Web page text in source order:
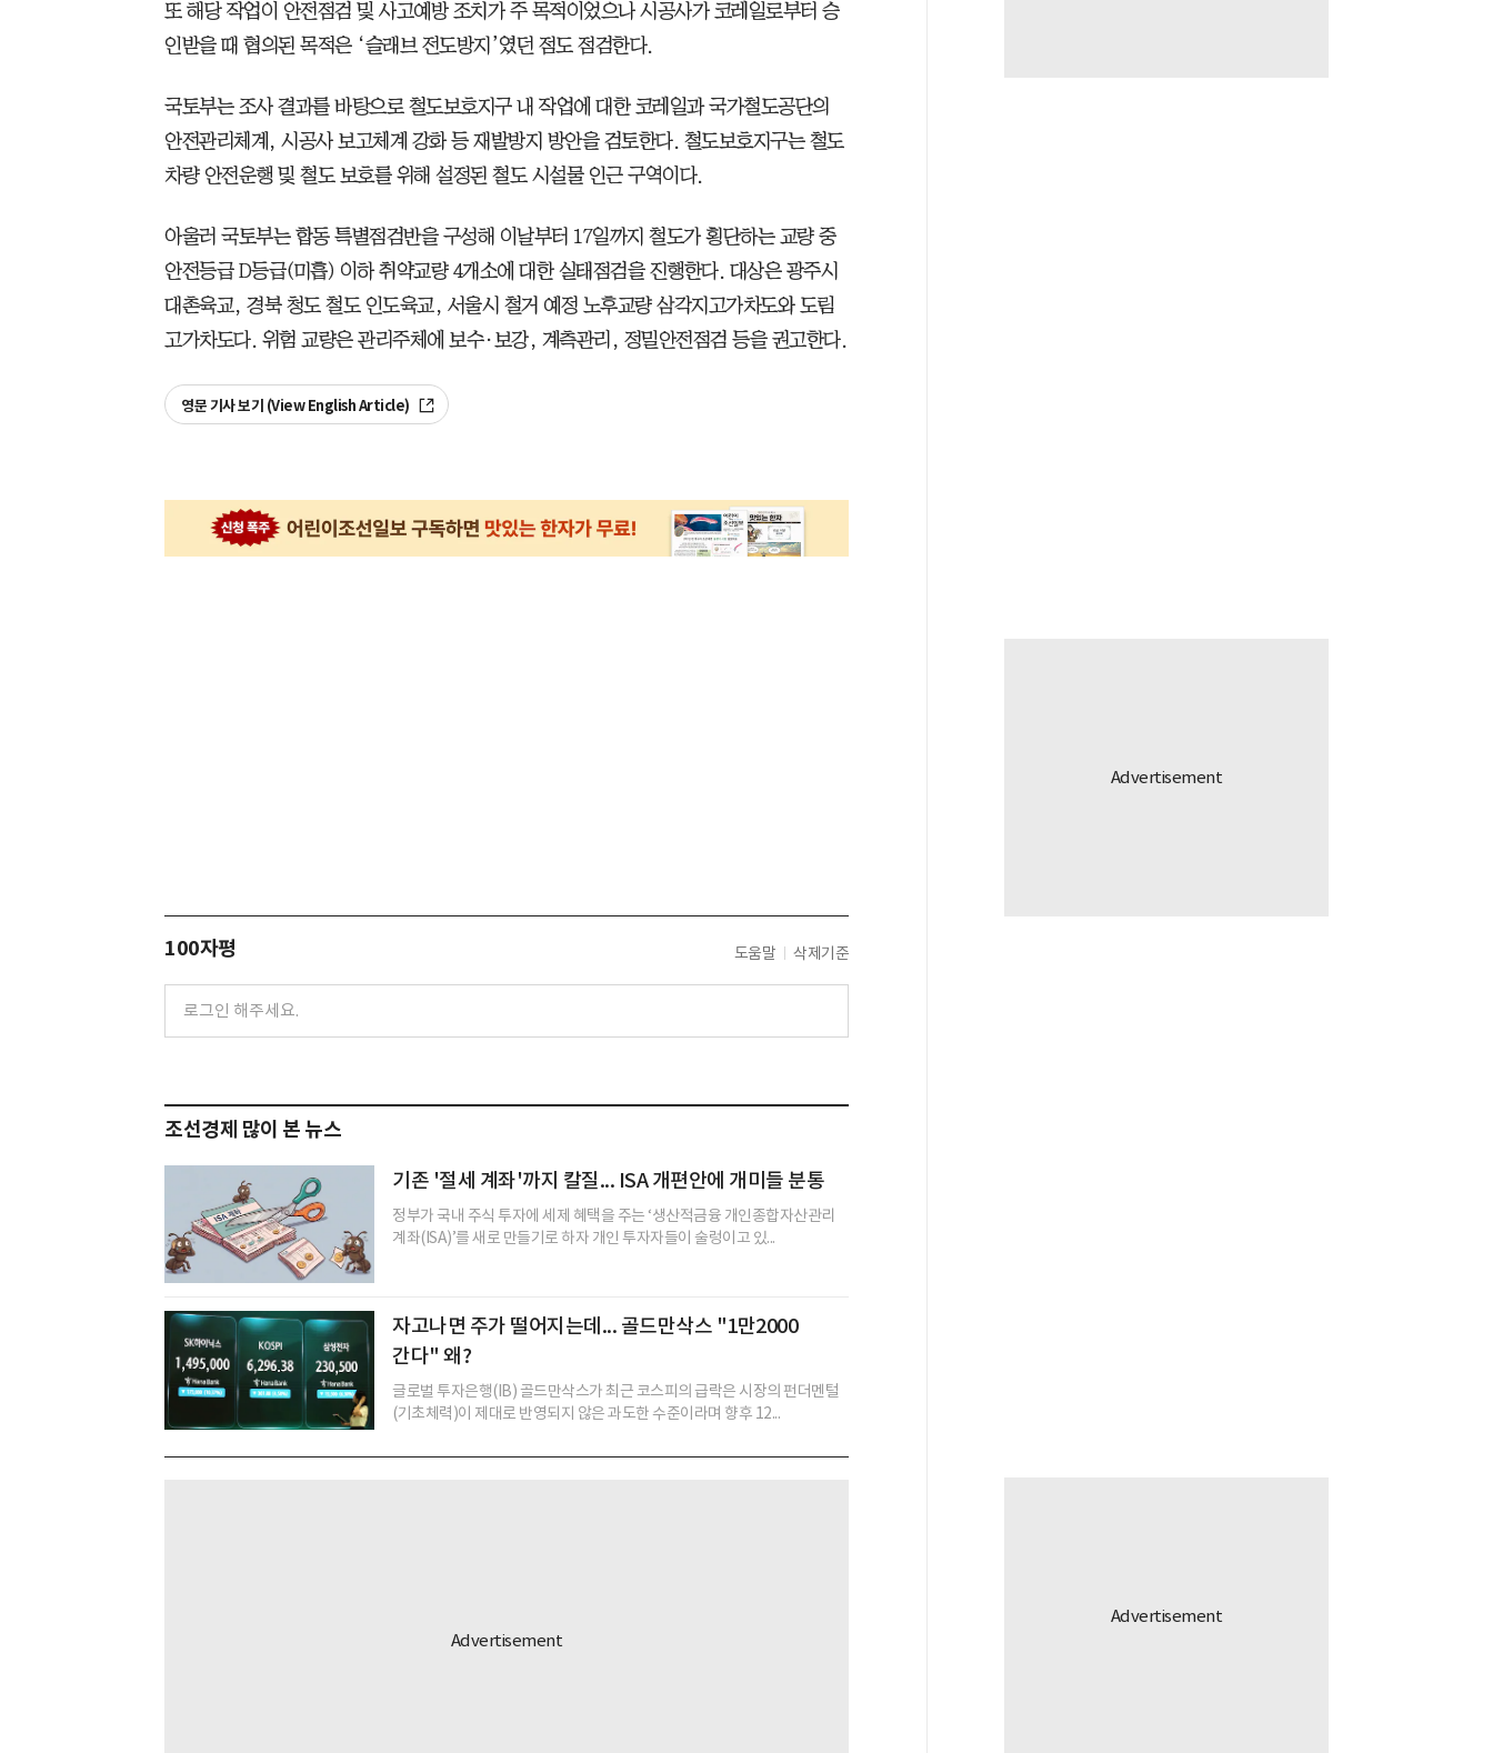
또 해당 작업이 안전점검 및 사고예방 조치가 주 목적이었으나 시공사가 코레일로부터 승
인받을 때 협의된 목적은 ‘슬래브 전도방지’였던 점도 점검한다.
국토부는 조사 결과를 바탕으로 철도보호지구 내 작업에 대한 코레일과 국가철도공단의
안전관리체계, 시공사 보고체계 강화 등 재발방지 방안을 검토한다. 철도보호지구는 철도
차량 안전운행 및 철도 보호를 위해 설정된 철도 시설물 인근 구역이다.
아울러 국토부는 합동 특별점검반을 구성해 이날부터 17일까지 철도가 횡단하는 교량 중
안전등급 D등급(미흡) 이하 취약교량 4개소에 대한 실태점검을 진행한다. 대상은 광주시
대촌육교, 경북 청도 철도 인도육교, 서울시 철거 예정 노후교량 삼각지고가차도와 도림
고가차도다. 위험 교량은 관리주체에 보수·보강, 계측관리, 정밀안전점검 등을 권고한다.
영문 기사 보기 (View English Article)
100자평 도움말 삭제기준
조선경제 많이 본 뉴스
기존 '절세 계좌'까지 칼질... ISA 개편안에 개미들 분통
정부가 국내 주식 투자에 세제 혜택을 주는 ‘생산적금융 개인종합자산관리
계좌(ISA)’를 새로 만들기로 하자 개인 투자자들이 술렁이고 있...
자고나면 주가 떨어지는데... 골드만삭스 "1만2000
간다" 왜?
글로벌 투자은행(IB) 골드만삭스가 최근 코스피의 급락은 시장의 펀더멘털
(기초체력)이 제대로 반영되지 않은 과도한 수준이라며 향후 12...